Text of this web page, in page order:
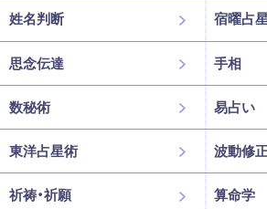
姓名判断 宿曜占
思念伝達 手相
数秘術 易占い
東洋占星術 波動修
祈祷・祈願 算命学